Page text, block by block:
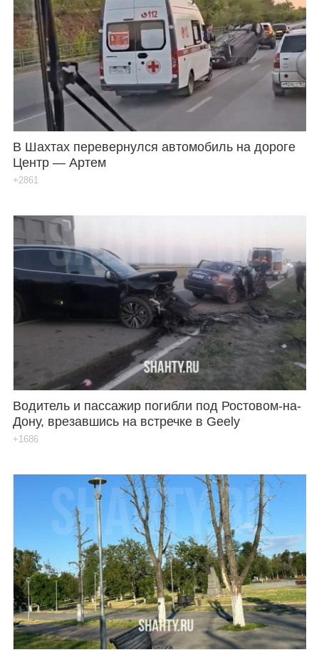
В Шахтах перевернулся автомобиль на дороге
Центр — Артем
+2861
Водитель и пассажир погибли под Ростовом-на-
Дону, врезавшись на встречке в Geely
+1686